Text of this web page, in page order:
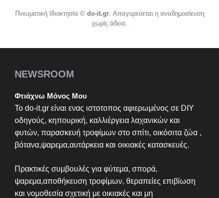
Πνευματική Ιδιοκτησία © do-it.gr. Απαγορεύεται η αναδημοσίευση
χωρίς άδεια.
NEWSROOM
Φτιάχνω Μόνος Μου
Το do-it.gr είναι ενας ιστοτοπος αφιερωμένος σε DIY
οδηγούς, κηπουρική, καλλιέργεια λαχανικών και
φυτών, παρασκευή τροφίμων στο σπίτι, οικόσιτα ζώα ,
βότανα,ψαρεμα,αυτάρκεια και οικιακές κατασκευές.
Πρακτικές συμβουλές για φύτεμα, σπορά,
ψαρεμα,αποθήκευση τροφίμων, θεραπείες επιβίωση
και νομοθεσία σχετική με οικιακές και μη